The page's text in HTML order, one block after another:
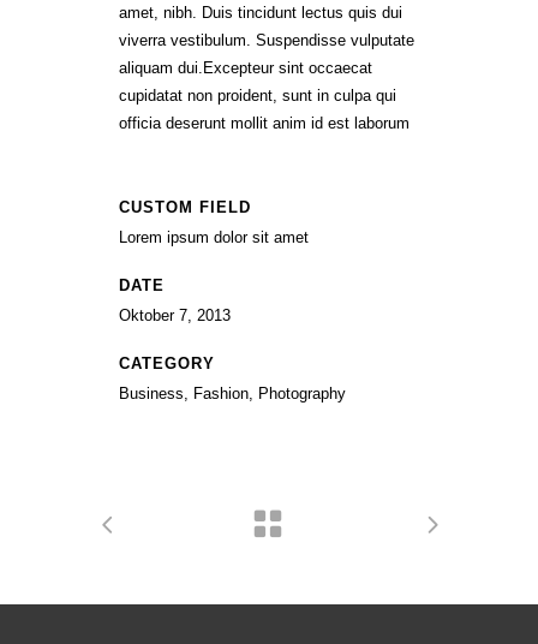
amet, nibh. Duis tincidunt lectus quis dui
viverra vestibulum. Suspendisse vulputate
aliquam dui.Excepteur sint occaecat
cupidatat non proident, sunt in culpa qui
officia deserunt mollit anim id est laborum
CUSTOM FIELD
Lorem ipsum dolor sit amet
DATE
Oktober 7, 2013
CATEGORY
Business, Fashion, Photography